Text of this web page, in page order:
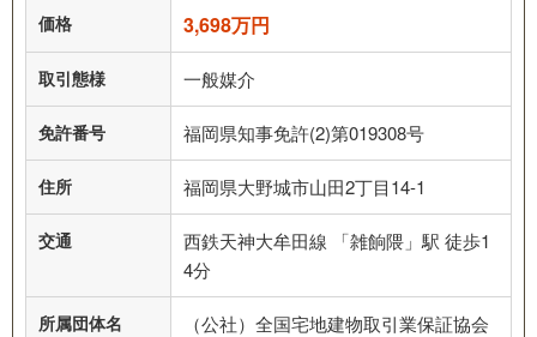
価格 3,698万円
取引態様 一般媒介
免許番号 福岡県知事免許(2)第019308号
住所 福岡県大野城市山田2丁目14-1
交通
西鉄天神大牟田線 「雑餉隈」駅 徒歩1
4分
所属団体名 （公社）全国宅地建物取引業保証協会